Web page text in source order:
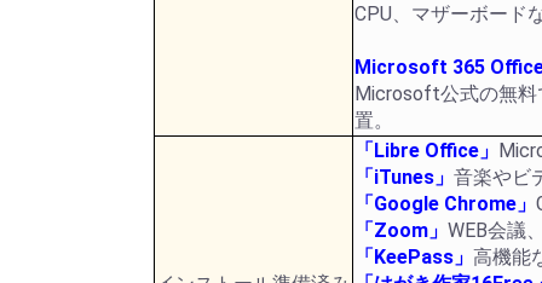
CPU、マザーボード
Microsoft 365
Microsoft公式の無料
置。
「Libre Office」
「iTunes」 音楽やビ
「Google Chrome」
「Zoom」 WEB会議
「KeePass」 高機能